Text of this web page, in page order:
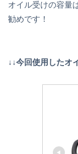
オイル受けの容量
勧めです！
↓↓今回使用したオ